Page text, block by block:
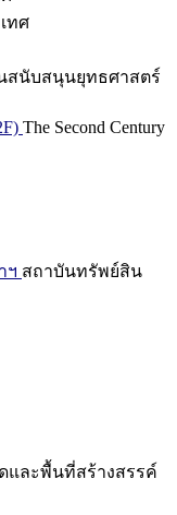
ทศ
สนับสนุนยุทธศาสตร์
The Second Century
ฯ สถาบันทรัพย์สิน
และพื้นที่สร้างสรรค์